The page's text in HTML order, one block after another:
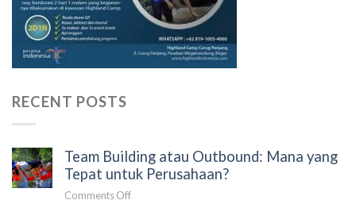
RECENT POSTS
Team Building atau Outbound: Mana yang
Tepat untuk Perusahaan?
Comments Offon